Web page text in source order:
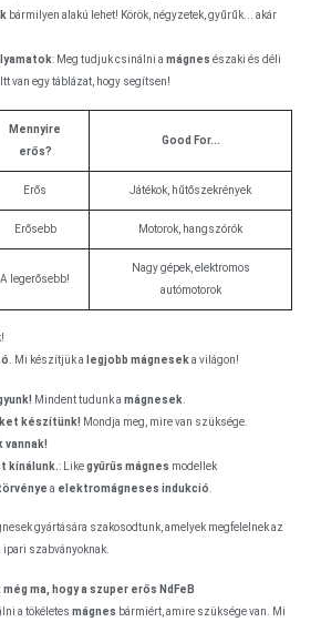
bármilyen alakú lehet! Körök, négyzetek, gyűrűk... akár
: Meg tudjuk csinálni amágnes északi és déli
van egy táblázat, hogy segítsen!
Mennyire
erős?
Good For...
Erős Játékok, hűtőszekrények
Erősebb Motorok, hangszórók
A legerősebb!
Nagy gépek, elektromos
autómotorok
. Mi készítjük a legjobb mágnesek a világon!
Mindent tudunk amágnesek
készítünk! Mondja meg, mire van szüksége.
vannak!
kínálunk.: Likegyűrűs mágnes modellek
a elektromágneses indukció
gyártására szakosodtunk, amelyek megfelelnek az
ipari szabványoknak.
ma, hogy a szuper erős NdFeB
a tökéletesmágnes bármiért, amire szüksége van. Mi